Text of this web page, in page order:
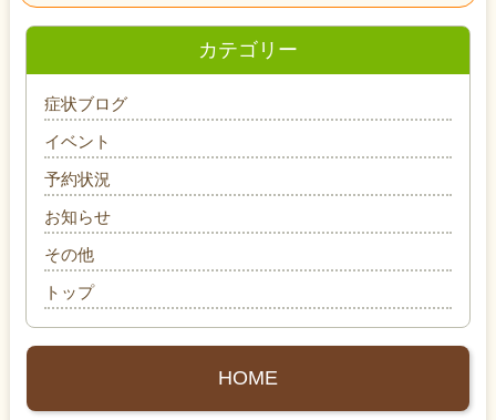
カテゴリー
症状ブログ
イベント
予約状況
お知らせ
その他
トップ
HOME